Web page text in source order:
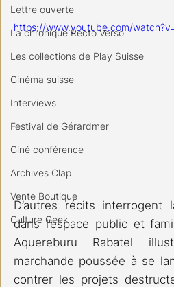
Lettre ouverte
La chronique Recto Verso
Les collections de Play Suisse
Cinéma suisse
Interviews
Festival de Gérardmer
Ciné conférence
Archives Clap
Vente Boutique
Culture Geek
https://www.youtube.com/
D’autres récits interrogent
dans l’espace public et
Aquereburu Rabatel
marchande poussée à se
contrer les projets